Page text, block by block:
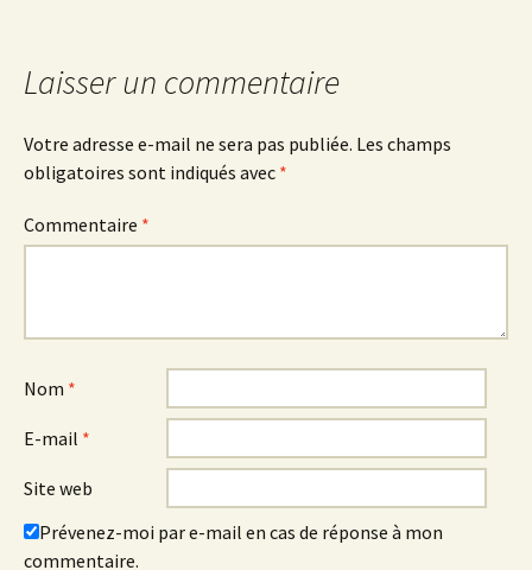
Laisser un commentaire
Votre adresse e-mail ne sera pas publiée. Les champs
obligatoires sont indiqués avec *
Commentaire *
Nom *
E-mail *
Site web
Prévenez-moi par e-mail en cas de réponse à mon
commentaire.